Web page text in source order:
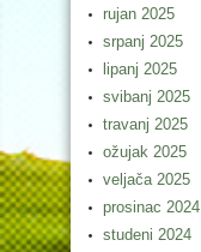
rujan 2025
srpanj 2025
lipanj 2025
svibanj 2025
travanj 2025
ožujak 2025
veljača 2025
prosinac 2024
studeni 2024